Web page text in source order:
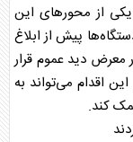
یکی از محورهای این
پیش از ابلاغ
معرض دید عموم قرار
اقدام می‌تواند به
کند.